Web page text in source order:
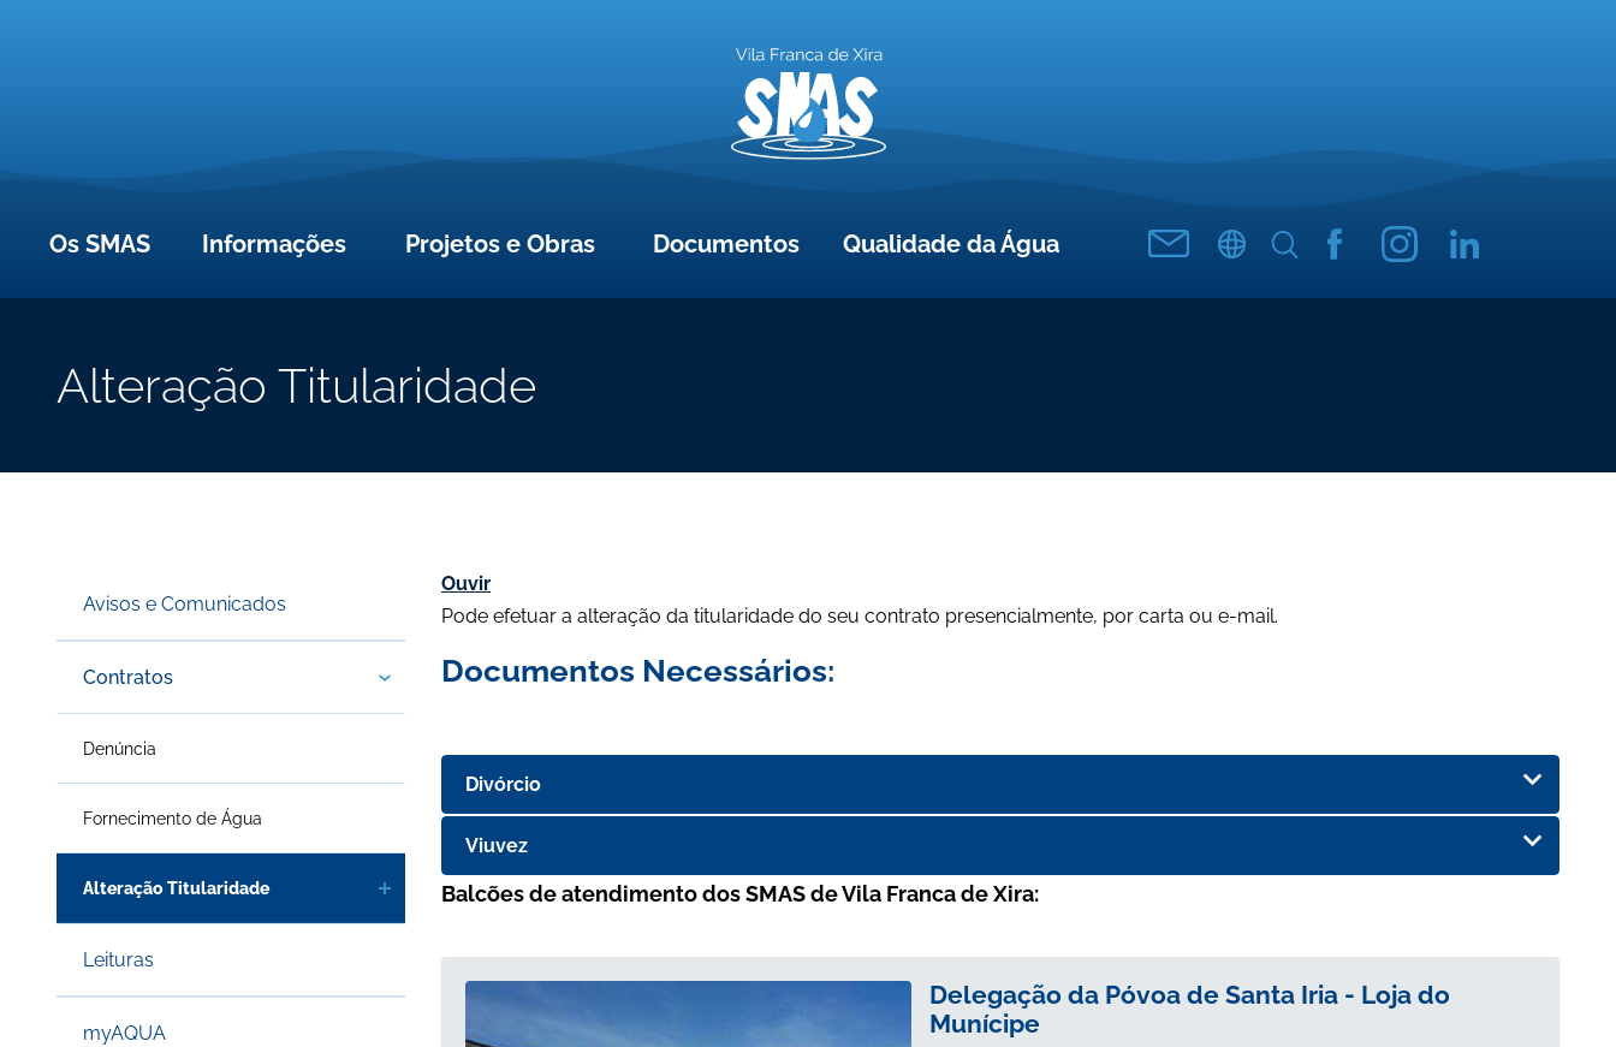
Os SMAS Informações Projetos e Obras Documentos Qualidade da Água
Alteração Titularidade
Avisos e Comunicados
Contratos
Denúncia
Fornecimento de Água
Alteração Titularidade
Leituras
myAQUA
Ouvir
Pode efetuar a alteração da titularidade do seu contrato presencialmente, por carta ou e-mail.
Documentos Necessários:
Divórcio
Viuvez
Balcões de atendimento dos SMAS de Vila Franca de Xira:
Delegação da Póvoa de Santa Iria - Loja do
Munícipe